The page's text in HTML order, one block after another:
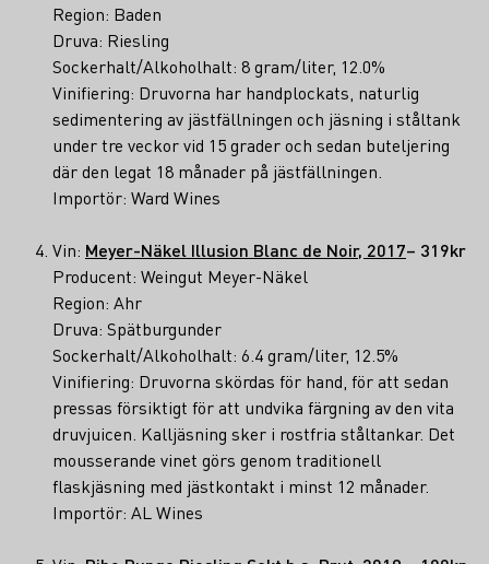
Region: Baden
Druva: Riesling
Sockerhalt/Alkoholhalt: 8 gram/liter, 12.0%
Vinifiering: Druvorna har handplockats, naturlig
sedimentering av jästfällningen och jäsning i ståltank
under tre veckor vid 15 grader och sedan buteljering
där den legat 18 månader på jästfällningen.
Importör: Ward Wines
Vin: Meyer-Näkel Illusion Blanc de Noir, 2017– 319kr
Producent: Weingut Meyer-Näkel
Region: Ahr
Druva: Spätburgunder
Sockerhalt/Alkoholhalt: 6.4 gram/liter, 12.5%
Vinifiering: Druvorna skördas för hand, för att sedan
pressas försiktigt för att undvika färgning av den vita
druvjuicen. Kalljäsning sker i rostfria ståltankar. Det
mousserande vinet görs genom traditionell
flaskjäsning med jästkontakt i minst 12 månader.
Importör: AL Wines